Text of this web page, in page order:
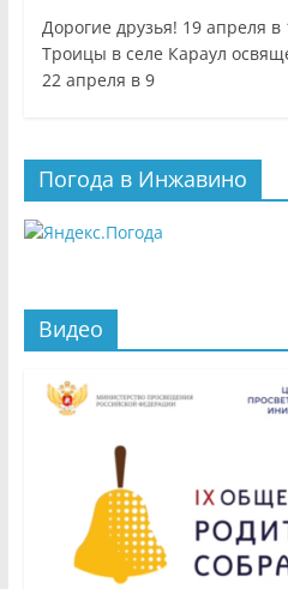
Дорогие друзья! 19 апреля
Троицы в селе Караул
22 апреля в 9
Погода в Инжавино
Видео